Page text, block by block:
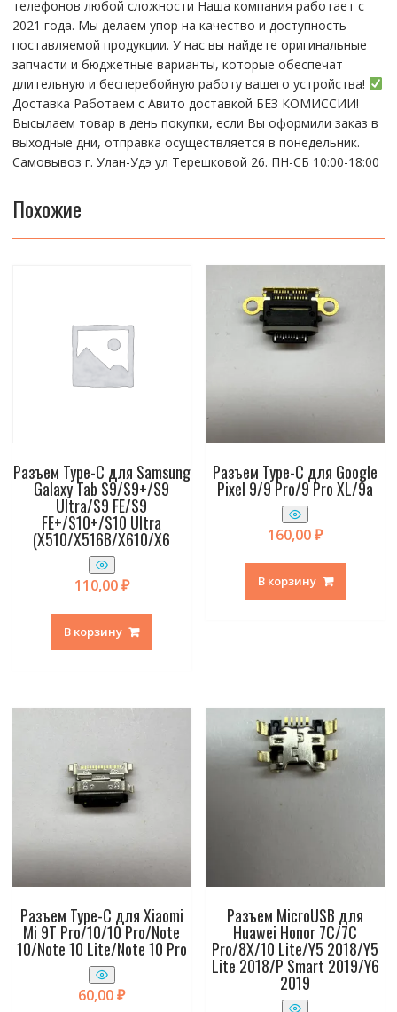
телефонов любой сложности Наша компания работает с
2021 года. Мы делаем упор на качество и доступность
поставляемой продукции. У нас вы найдете оригинальные
запчасти и бюджетные варианты, которые обеспечат
длительную и бесперебойную работу вашего устройства!
Доставка Работаем с Авито доставкой БЕЗ КОМИССИИ!
Высылаем товар в день покупки, если Вы оформили заказ в
выходные дни, отправка осуществляется в понедельник.
Самовывоз г. Улан-Удэ ул Терешковой 26. ПН-СБ 10:00-18:00
Похожие
Разъем Type-C для Samsung
Galaxy Tab S9/S9+/S9
Ultra/S9 FE/S9
FE+/S10+/S10 Ultra
(X510/X516B/X610/X6
110,00₽
В корзину
Разъем Type-C для Google
Pixel 9/9 Pro/9 Pro XL/9a
160,00₽
В корзину
Разъем Type-C для Xiaomi
Mi 9T Pro/10/10 Pro/Note
10/Note 10 Lite/Note 10 Pro
60,00₽
Разъем MicroUSB для
Huawei Honor 7C/7C
Pro/8X/10 Lite/Y5 2018/Y5
Lite 2018/P Smart 2019/Y6
2019